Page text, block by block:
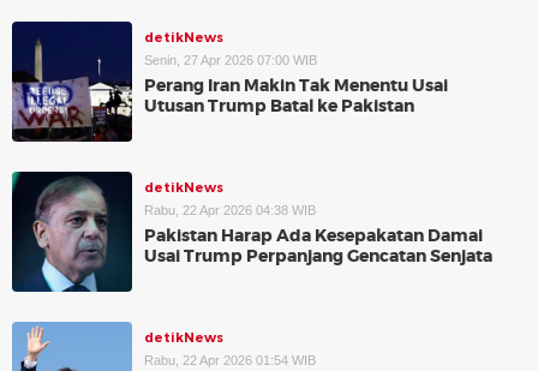
detikNews
Senin, 27 Apr 2026 07:00 WIB
Perang Iran Makin Tak Menentu Usai
Utusan Trump Batal ke Pakistan
detikNews
Rabu, 22 Apr 2026 04:38 WIB
Pakistan Harap Ada Kesepakatan Damai
Usai Trump Perpanjang Gencatan Senjata
detikNews
Rabu, 22 Apr 2026 01:54 WIB